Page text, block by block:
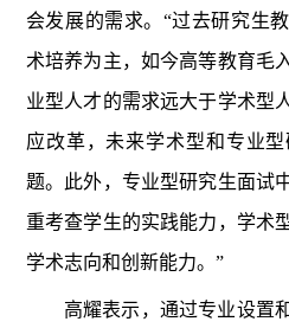
会发展的需求。“过去研究生
术培养为主，如今高等教育毛
业型人才的需求远大于学术型
应改革，未来学术型和专业
题。此外，专业型研究生面试
重考查学生的实践能力，学术
学术志向和创新能力。”
高耀表示，通过专业设置